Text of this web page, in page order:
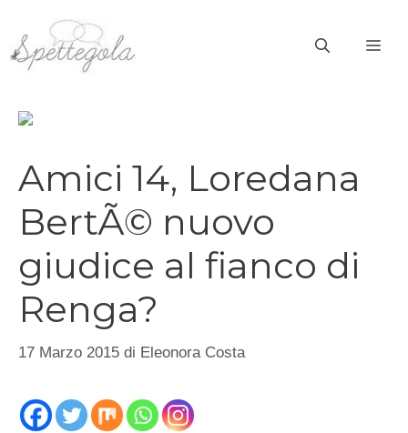
contenuto
Amici 14, Loredana
BertÃ© nuovo
giudice al fianco di
Renga?
17 Marzo 2015 di Eleonora Costa